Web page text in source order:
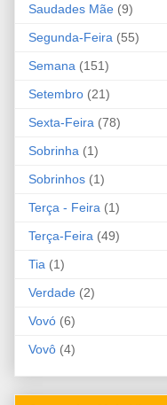
Saudades Mãe (9)
Segunda-Feira (55)
Semana (151)
Setembro (21)
Sexta-Feira (78)
Sobrinha (1)
Sobrinhos (1)
Terça - Feira (1)
Terça-Feira (49)
Tia (1)
Verdade (2)
Vovó (6)
Vovô (4)